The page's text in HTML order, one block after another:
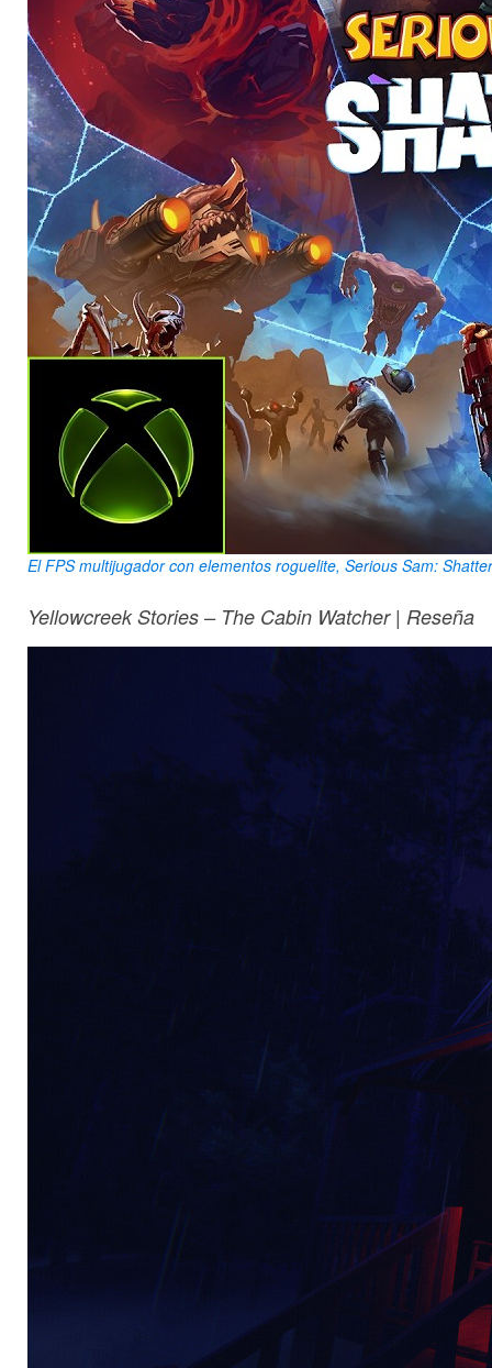
El FPS multijugador con elementos roguelite, Serious Sam:
Yellowcreek Stories – The Cabin Watcher | Reseña